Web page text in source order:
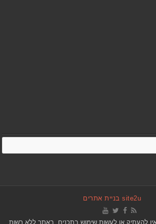
site2u בניית אתרים
להעתיק או לעשות שימוש בתכנים, באתר ללא רשות